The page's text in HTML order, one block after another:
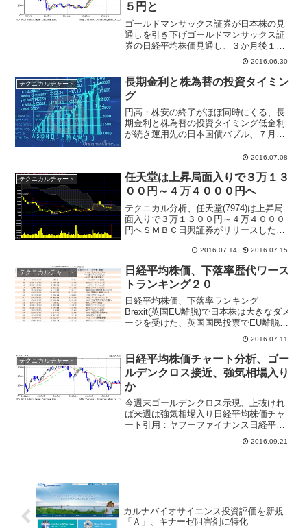
５円と
ゴールドマンサックス証券が日本株の見
通しを引き下げゴールドマンサックス証
券の日経平均株価見通し、３か月後１万
４３７５円、半年後１万５０００円２０
１６年上半期の日経平均株価は今年のご
ぼ安値圏で終えた、６月３０日の終値は
１万５５７５円と、２０１...
2016.06.30
テクニカルチャート
長期金利と株為替の投資タイミン
グ
円高・株安の終了がほぼ同時にくる、長
期金利と株為替の投資タイミング低金利
が続き運用先の日本国債バブル、７月６
回りが初のマイナスとなり、0.005％とな
ど預かり資産を運用...
2016.07.08
テクニカルチャート
任天堂は上昇局面入りで３万１３
００円～４万４０００円へ
テクニカル分析、任天堂(7974)は上昇局
面入りで３万１３００円～４万４０００
円へＳＭＢＣ日興証券がリリースしたテ
る。個別で取り上げられた銘柄は任天堂
(7974)で、いまの相場の中心となってい
る銘柄。同証券...
2016.07.14 2016.07.15
テクニカルチャート
日経平均株価、下落率歴代ワース
トランキング２０
日経平均株価、下落率ランキング
Brexit(英国EU離脱)で日本株は大きなダメ
ージを受けた、英国国民投票でEU離脱が
確定と報じられた２０１６年６月２４日
は、日経平均株価が前日比１２８６円安
の１万４９５２円となった。１日の下落
率としては歴代９...
2016.07.11
テクニカルチャート
日経平均株価チャート分析、ゴー
ルデンクロス接近、強気相場入り
か
今週末ゴールデンクロス示現、上抜けれ
ば来週は強気相場入り日経平均株価チャ
ート引用：ヤフーファイナンス日経平均
株価が１３週移動平均線と２６週移動平
均線が交わるゴールデンクロスが接近し
2016.09.21
カルナバイオサイエンス投資評価を新規
「Ａ」、キナーゼ阻害剤に特化